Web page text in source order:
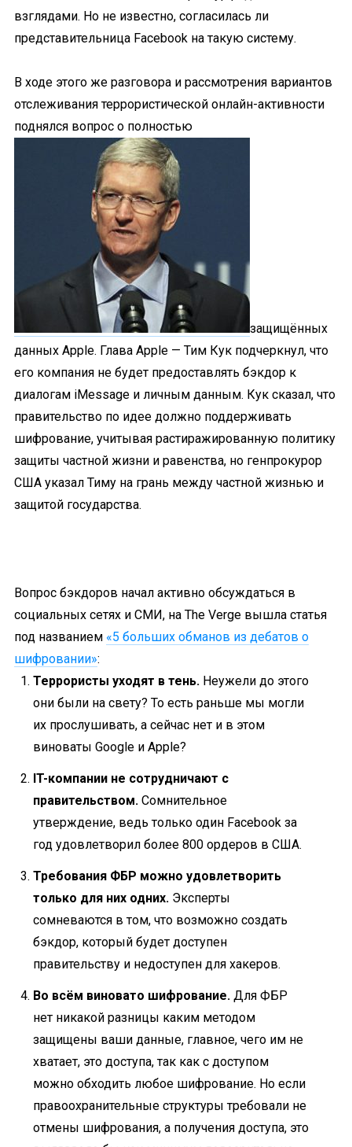
взглядами. Но не известно, согласилась ли
представительница Facebook на такую систему.
В ходе этого же разговора и рассмотрения вариантов
отслеживания террористической онлайн-активности
поднялся вопрос о полностью
защищённых
данных Apple. Глава Apple — Тим Кук подчеркнул, что
его компания не будет предоставлять бэкдор к
диалогам iMessage и личным данным. Кук сказал, что
правительство по идее должно поддерживать
шифрование, учитывая растиражированную политику
защиты частной жизни и равенства, но генпрокурор
США указал Тиму на грань между частной жизнью и
защитой государства.
Вопрос бэкдоров начал активно обсуждаться в
социальных сетях и СМИ, на The Verge вышла статья
под названием «5 больших обманов из дебатов о
шифровании»:
Террористы уходят в тень. Неужели до этого
они были на свету? То есть раньше мы могли
их прослушивать, а сейчас нет и в этом
виноваты Google и Apple?
IT-компании не сотрудничают с
правительством. Сомнительное
утверждение, ведь только один Facebook за
год удовлетворил более 800 ордеров в США.
Требования ФБР можно удовлетворить
только для них одних. Эксперты
сомневаются в том, что возможно создать
бэкдор, который будет доступен
правительству и недоступен для хакеров.
Во всём виновато шифрование. Для ФБР
нет никакой разницы каким методом
защищены ваши данные, главное, чего им не
хватает, это доступа, так как с доступом
можно обходить любое шифрование. Но если
правоохранительные структуры требовали не
отмены шифрования, а получения доступа, это